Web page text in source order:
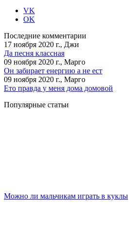
VK
OK
Последние комментарии
17 ноября 2020 г., Джи
Да песня классная
09 ноября 2020 г., Марго
Он забирает енергию а не ест
09 ноября 2020 г., Марго
Ето правда у меня дома домовой
Популярные статьи
Можно ли мальчикам играть в куклы